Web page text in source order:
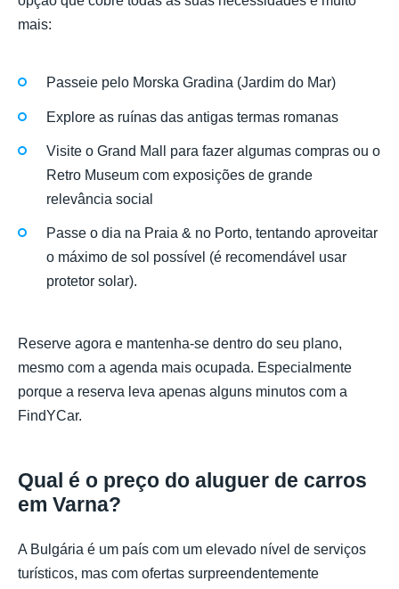
mais:
Passeie pelo Morska Gradina (Jardim do Mar)
Explore as ruínas das antigas termas romanas
Visite o Grand Mall para fazer algumas compras ou o
Retro Museum com exposições de grande
relevância social
Passe o dia na Praia & no Porto, tentando aproveitar
o máximo de sol possível (é recomendável usar
protetor solar).
Reserve agora e mantenha-se dentro do seu plano,
mesmo com a agenda mais ocupada. Especialmente
porque a reserva leva apenas alguns minutos com a
FindYCar.
Qual é o preço do aluguer de carros
em Varna?
A Bulgária é um país com um elevado nível de serviços
turísticos, mas com ofertas surpreendentemente